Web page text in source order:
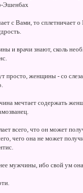
Эшенбах
с Вами, то сплетничает о
и врачи знают, сколь
просто, женщины - со
мечтает содержать
всего, что он может
чего она не может
мужчины, ибо свой ум она